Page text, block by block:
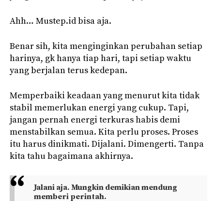
Ahh… Mustep.id bisa aja.
Benar sih, kita menginginkan perubahan setiap
harinya, gk hanya tiap hari, tapi setiap waktu
yang berjalan terus kedepan.
Memperbaiki keadaan yang menurut kita tidak
stabil memerlukan energi yang cukup. Tapi,
jangan pernah energi terkuras habis demi
menstabilkan semua. Kita perlu proses. Proses
itu harus dinikmati. Dijalani. Dimengerti. Tanpa
kita tahu bagaimana akhirnya.
Jalani aja. Mungkin demikian mendung
memberi perintah.